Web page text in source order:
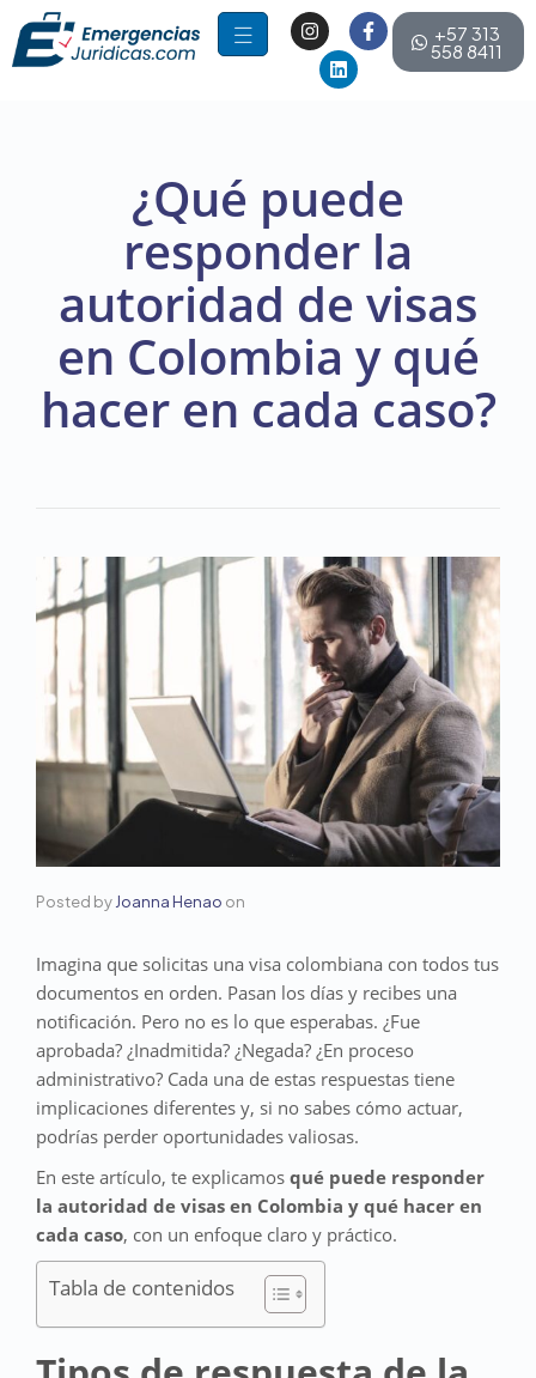
+57 313
558 8411
¿Qué puede
responder la
autoridad de visas
en Colombia y qué
hacer en cada caso?
Posted by Joanna Henao on
Imagina que solicitas una visa colombiana con todos tus
documentos en orden. Pasan los días y recibes una
notificación. Pero no es lo que esperabas. ¿Fue
aprobada? ¿Inadmitida? ¿Negada? ¿En proceso
administrativo? Cada una de estas respuestas tiene
implicaciones diferentes y, si no sabes cómo actuar,
podrías perder oportunidades valiosas.
En este artículo, te explicamos qué puede responder
la autoridad de visas en Colombia y qué hacer en
cada caso, con un enfoque claro y práctico.
Tabla de contenidos